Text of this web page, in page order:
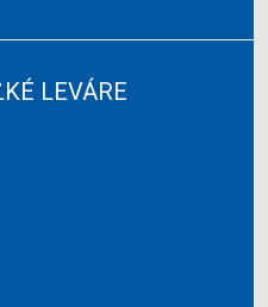
LEVÁRE